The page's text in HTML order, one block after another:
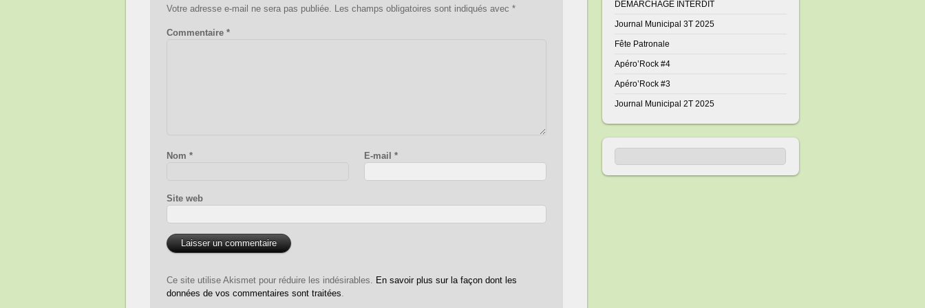
Votre adresse e-mail ne sera pas publiée. Les champs obligatoires sont indiqués avec *
Commentaire *
Nom * E-mail*
Site web
Ce site utilise Akismet pour réduire les indésirables. En savoir plus sur la façon dont les
données de vos commentaires sont traitées.
DÉMARCHAGE INTERDIT
Journal Municipal 3T 2025
Fête Patronale
Apéro’Rock #4
Apéro’Rock #3
Journal Municipal 2T 2025